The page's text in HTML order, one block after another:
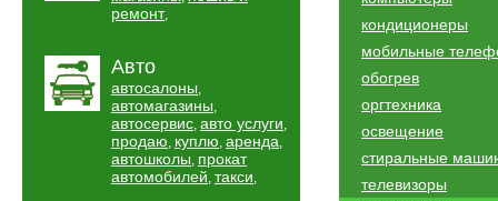
ремонт,
Авто
автосалоны,
автомагазины,
автосервис, авто услуги,
продаю, куплю, аренда,
автошколы, прокат
автомобилей, такси,
кондиционеры
мобильные
обогрев
оргтехника
освещение
стиральные
телевизоры